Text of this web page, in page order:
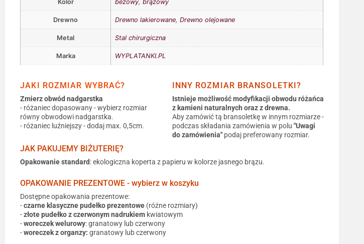
Kolor beżowy,brązowy
Drewno Drewno lakierowane,Drewno olejowane
Metal Stal chirurgiczna
Marka WYPLATANKI.PL
JAKI ROZMIAR WYBRAĆ?
Zmierz obwód nadgarstka
- różaniec dopasowany - wybierz rozmiar
równy obwodowi nadgarstka.
- różaniec luźniejszy - dodaj max. 0,5cm.
INNY ROZMIAR BRANSOLETKI?
Istnieje możliwość modyfikacji obwodu różańca
z kamieni naturalnych oraz z drewna.
Aby zamówić tą bransoletkę w innym rozmiarze -
podczas składania zamówienia w polu "Uwagi
do zamówienia"podaj preferowany rozmiar.
JAK PAKUJEMY BIŻUTERIĘ?
Opakowanie standard: ekologiczna koperta z papieru w kolorze jasnego brązu.
OPAKOWANIE PREZENTOWE - wybierz w koszyku
Dostępne opakowania prezentowe:
-czarne klasyczne pudełko prezentowe (różne rozmiary)
-złote pudełko z czerwonym nadrukiem kwiatowym
-woreczek welurowy: granatowy lub czerwony
-woreczek z organzy: granatowy lub czerwony